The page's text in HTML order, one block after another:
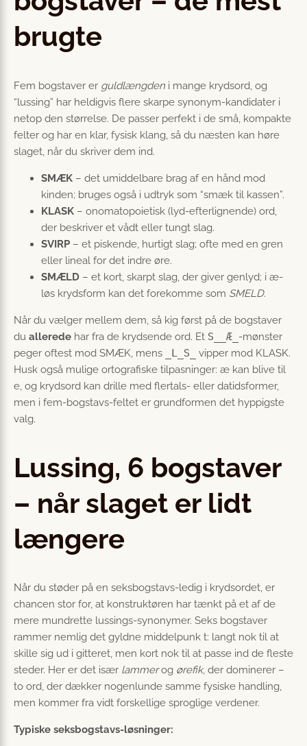
brugte
Fem bogstaver er guldlængden i mange krydsord, og
“lussing” har heldigvis flere skarpe synonym-kandidater i
netop den størrelse. De passer perfekt i de små, kompakte
felter og har en klar, fysisk klang, så du næsten kan høre
slaget, når du skriver dem ind.
SMÆK – det umiddelbare brag af en hånd mod
kinden; bruges også i udtryk som “smæk til kassen”.
KLASK – onomatopoietisk (lyd-efterlignende) ord,
der beskriver et vådt eller tungt slag.
SVIRP – et piskende, hurtigt slag; ofte med en gren
eller lineal for det indre øre.
SMÆLD – et kort, skarpt slag, der giver genlyd; i æ-
løs krydsform kan det forekomme som SMELD.
Når du vælger mellem dem, så kig først på de bogstaver
du allerede har fra de krydsende ord. Et S__Æ_ -mønster
peger oftest mod SMÆK, mens
_L_S_
vipper mod KLASK.
Husk også mulige ortografiske tilpasninger: æ kan blive til
e, og krydsord kan drille med flertals- eller datidsformer,
men i fem-bogstavs-feltet er grundformen det hyppigste
valg.
Lussing, 6 bogstaver
– når slaget er lidt
længere
Når du støder på en seksbogstavs-ledig i krydsordet, er
chancen stor for, at konstruktøren har tænkt på et af de
mere mundrette lussings-synonymer. Seks bogstaver
rammer nemlig det gyldne middelpunk t: langt nok til at
skille sig ud i gitteret, men kort nok til at passe ind de fleste
steder. Her er det især lammerog ørefik, der dominerer –
to ord, der dækker nogenlunde samme fysiske handling,
men kommer fra vidt forskellige sproglige verdener.
Typiske seksbogstavs-løsninger: